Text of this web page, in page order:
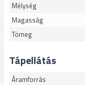
Mélység
Magasság
Tömeg
Tápellátás
Áramforrás